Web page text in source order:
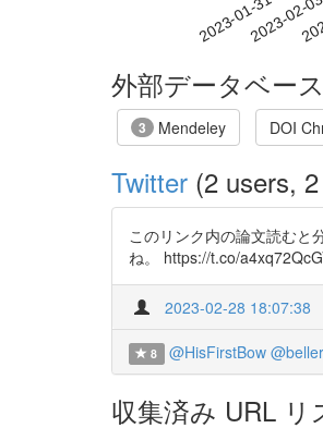
2023-01-312023-02-
外部データベー
3 Mendeley DOI
Twitter (2 users,
このリンク内の論文読むと
ね。 https://t.co/
2023-02-28 18:07:38
8 @HisFirstBow
収集済み URL リ